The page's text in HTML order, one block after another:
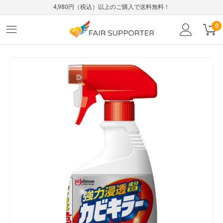
4,980円（税込）以上のご購入で送料無料！
0